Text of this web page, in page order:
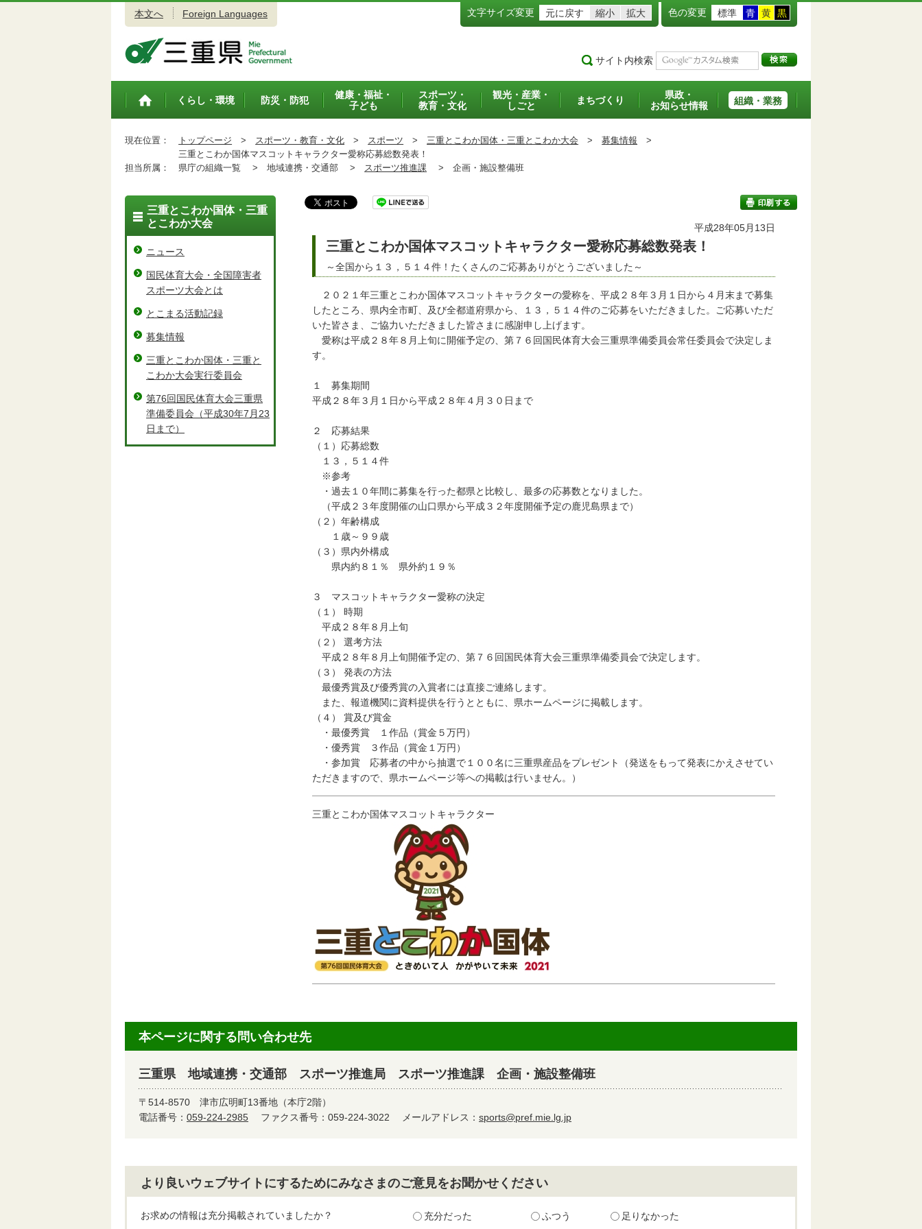
本文へ Foreign Languages 文字サイズ変更 元に戻す 縮小 拡大 色の変更 標準 青 黄 黒
サイト内検索
トップペ
くらし・環境 防災・防犯
健康・福祉・
子ども
スポーツ・
教育・文化
観光・産業・
しごと
まちづくり
県政・
お知らせ情報
組織・業務
現在位置： トップページ > スポーツ・教育・文化 > スポーツ > 三重とこわか国体・三重とこわか大会 > 募集情報 >
三重とこわか国体マスコットキャラクター愛称応募総数発表！
担当所属：
県庁の組織一覧 > 地域連携・交通部 > スポーツ推進課 > 企画・施設整備班
平成28年05月13日
三重とこわか国体マスコットキャラクター愛称応募総数発表！
～全国から１３，５１４件！たくさんのご応募ありがとうございました～
２０２１年三重とこわか国体マスコットキャラクターの愛称を、平成２８年３月１日から４月末まで募集
したところ、県内全市町、及び全都道府県から、１３，５１４件のご応募をいただきました。ご応募いただ
いた皆さま、ご協力いただきました皆さまに感謝申し上げます。
愛称は平成２８年８月上旬に開催予定の、第７６回国民体育大会三重県準備委員会常任委員会で決定しま
す。
１ 募集期間
平成２８年３月１日から平成２８年４月３０日まで
２ 応募結果
（１）応募総数
１３，５１４件
※参考
・過去１０年間に募集を行った都県と比較し、最多の応募数となりました。
（平成２３年度開催の山口県から平成３２年度開催予定の鹿児島県まで）
（２）年齢構成
１歳～９９歳
（３）県内外構成
県内約８１％ 県外約１９％
３ マスコットキャラクター愛称の決定
（１） 時期
平成２８年８月上旬
（２） 選考方法
平成２８年８月上旬開催予定の、第７６回国民体育大会三重県準備委員会で決定します。
（３） 発表の方法
最優秀賞及び優秀賞の入賞者には直接ご連絡します。
また、報道機関に資料提供を行うとともに、県ホームページに掲載します。
（４） 賞及び賞金
・最優秀賞 １作品（賞金５万円）
・優秀賞 ３作品（賞金１万円）
・参加賞 応募者の中から抽選で１００名に三重県産品をプレゼント（発送をもって発表にかえさせてい
ただきますので、県ホームページ等への掲載は行いません。）
三重とこわか国体マスコットキャラクター
三重とこわか国体・三重
とこわか大会
ニュース
国民体育大会・全国障害者
スポーツ大会とは
とこまる活動記録
募集情報
三重とこわか国体・三重と
こわか大会実行委員会
第76回国民体育大会三重県
準備委員会（平成30年7月23
日まで）
本ページに関する問い合わせ先
三重県 地域連携・交通部 スポーツ推進局 スポーツ推進課 企画・施設整備班
〒514-8570 津市広明町13番地（本庁2階）
電話番号： 059-224-2985 ファクス番号：059-224-3022 メールアドレス： sports@pref.mie.lg.jp
より良いウェブサイトにするためにみなさまのご意見をお聞かせください
お求めの情報は充分掲載されていましたか？ 充分だった ふつう 足りなかった